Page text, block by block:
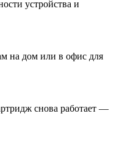
устройства и
на дом или в офис для
снова работает —